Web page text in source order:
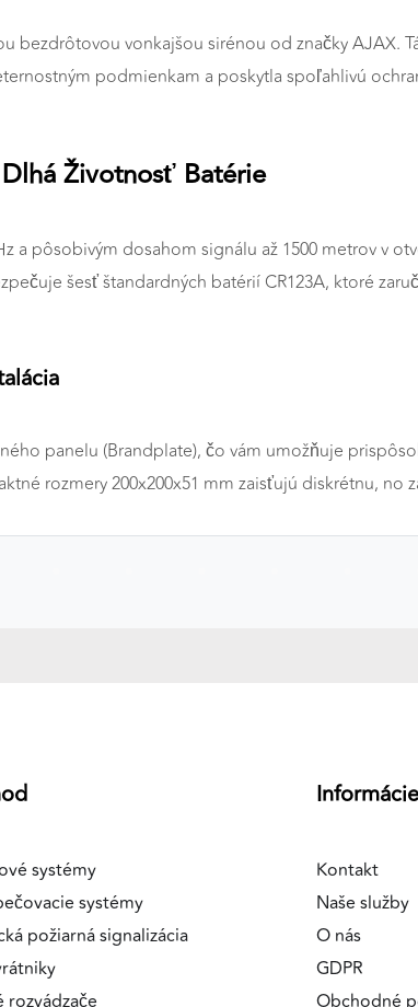
bezdrôtovou vonkajšou sirénou od značky AJAX.
podmienkam a poskytla spoľahlivú
Životnosť Batérie
a pôsobivým dosahom signálu až 1500 metrov v
šesť štandardných batérií CR123A, ktoré
panelu (Brandplate), čo vám umožňuje
rozmery 200x200x51 mm zaisťujú diskrétnu,
systémy
systémy
požiarná signalizácia
rozvádzače
Informácie
Kontakt
Naše služby
O nás
GDPR
Obchodné